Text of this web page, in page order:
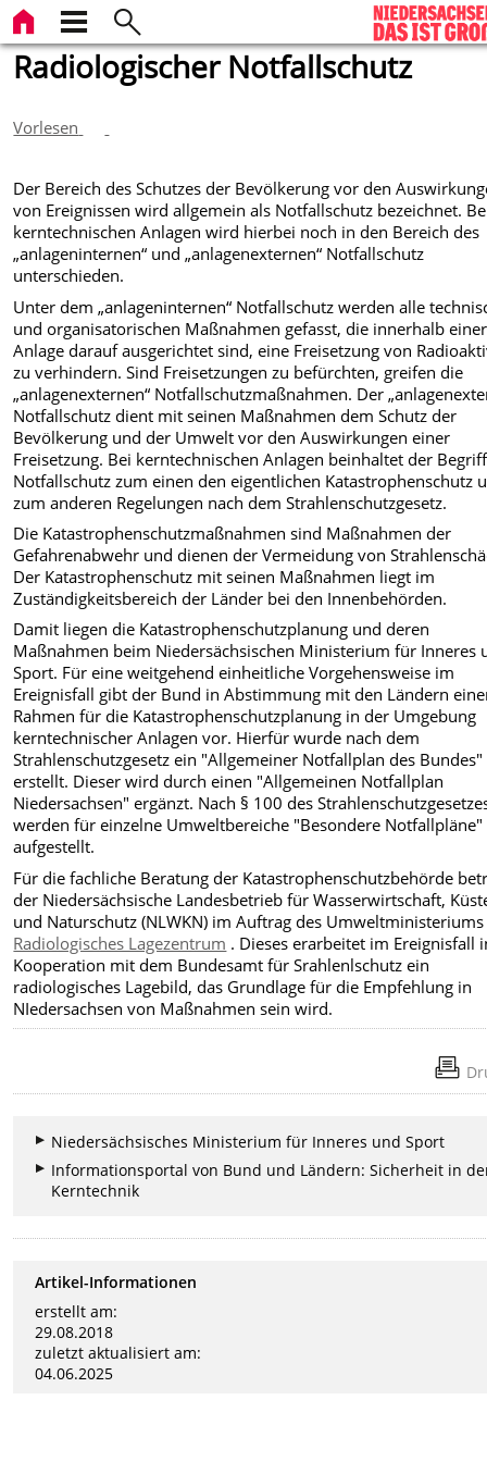
Radiologischer Notfallschutz
Vorlesen
Der Bereich des Schutzes der Bevölkerung vor den
von Ereignissen wird allgemein als Notfallschutz bezeichnet.
kerntechnischen Anlagen wird hierbei noch in den Bereich des
„anlageninternen“ und „anlagenexternen“ Notfallschutz
unterschieden.
Unter dem „anlageninternen“ Notfallschutz werden alle
und organisatorischen Maßnahmen gefasst, die innerhalb einer
Anlage darauf ausgerichtet sind, eine Freisetzung von
zu verhindern. Sind Freisetzungen zu befürchten, greifen die
„anlagenexternen“ Notfallschutzmaßnahmen. Der
Notfallschutz dient mit seinen Maßnahmen dem Schutz der
Bevölkerung und der Umwelt vor den Auswirkungen einer
Freisetzung. Bei kerntechnischen Anlagen beinhaltet der Begriff
Notfallschutz zum einen den eigentlichen Katastrophenschutz
zum anderen Regelungen nach dem Strahlenschutzgesetz.
Die Katastrophenschutzmaßnahmen sind Maßnahmen der
Gefahrenabwehr und dienen der Vermeidung von
Der Katastrophenschutz mit seinen Maßnahmen liegt im
Zuständigkeitsbereich der Länder bei den Innenbehörden.
Damit liegen die Katastrophenschutzplanung und deren
Maßnahmen beim Niedersächsischen Ministerium für Inneres
Sport. Für eine weitgehend einheitliche Vorgehensweise im
Ereignisfall gibt der Bund in Abstimmung mit den Ländern
Rahmen für die Katastrophenschutzplanung in der Umgebung
kerntechnischer Anlagen vor. Hierfür wurde nach dem
Strahlenschutzgesetz ein "Allgemeiner Notfallplan des Bundes"
erstellt. Dieser wird durch einen "Allgemeinen Notfallplan
Niedersachsen" ergänzt. Nach § 100 des
werden für einzelne Umweltbereiche "Besondere Notfallpläne"
aufgestellt.
Für die fachliche Beratung der Katastrophenschutzbehörde
der Niedersächsische Landesbetrieb für Wasserwirtschaft,
und Naturschutz (NLWKN) im Auftrag des
Radiologisches Lagezentrum . Dieses erarbeitet im Ereignisfall
Kooperation mit dem Bundesamt für Srahlenlschutz ein
radiologisches Lagebild, das Grundlage für die Empfehlung in
NIedersachsen von Maßnahmen sein wird.
Niedersächsisches Ministerium für Inneres und Sport
Informationsportal von Bund und Ländern: Sicherheit in
Kerntechnik
Artikel-Informationen
erstellt am:
29.08.2018
zuletzt aktualisiert am:
04.06.2025